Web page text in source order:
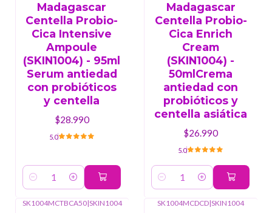
Madagascar
Centella Probio-
Cica Intensive
Ampoule
(SKIN1004) - 95ml
Serum antiedad
con probióticos
y centella
$28.990
5.0
Cantidad
Madagascar
Centella Probio-
Cica Enrich
Cream
(SKIN1004) -
50mlCrema
antiedad con
probióticos y
centella asiática
$26.990
5.0
Cantidad
SK1004MCTBCA50|SKIN1004 SK1004MCDCD|SKIN1004